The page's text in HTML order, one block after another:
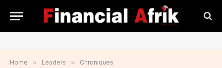
Home » Leaders » Chroniques